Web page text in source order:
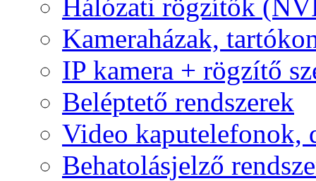
Hálózati rögzítők
Kameraházak,
IP kamera + rögzítő
Beléptető rendszerek
Video kaputelefonok,
Behatolásjelző